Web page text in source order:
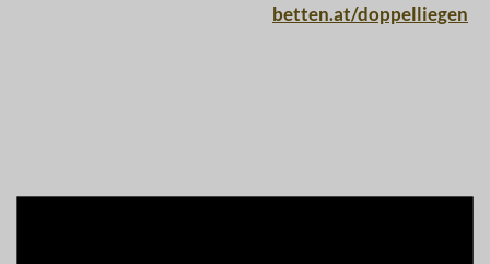
betten.at/doppelliegen